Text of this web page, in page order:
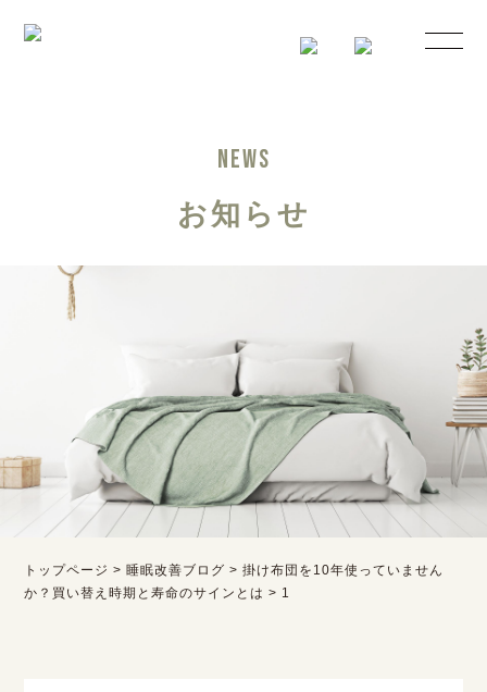
NEWS
お知らせ
トップページ > 睡眠改善ブログ >掛け布団を10年使っていません
か？買い替え時期と寿命のサインとは > 1